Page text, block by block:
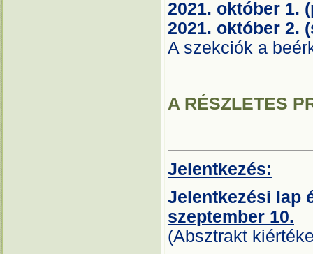
2021. október 1.
2021. október 2.
A szekciók a
A RÉSZLETES
Jelentkezés:
Jelentkezési lap
szeptember 10.
(Absztrakt